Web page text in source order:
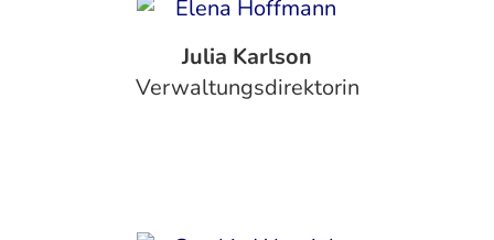
Julia Karlson
Verwaltungsdirektorin